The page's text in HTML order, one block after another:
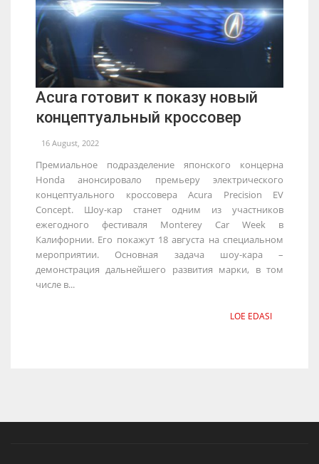
Acura готовит к показу новый
концептуальный кроссовер
16 August, 2022
Премиальное подразделение японского концерна
Honda анонсировало премьеру электрического
концептуального кроссовера Acura Precision EV
Concept. Шоу-кар станет одним из участников
ежегодного фестиваля Monterey Car Week в
Калифорнии. Его покажут 18 августа на специальном
мероприятии. Основная задача шоу-кара –
демонстрация дальнейшего развития марки, в том
числе в...
LOE EDASI